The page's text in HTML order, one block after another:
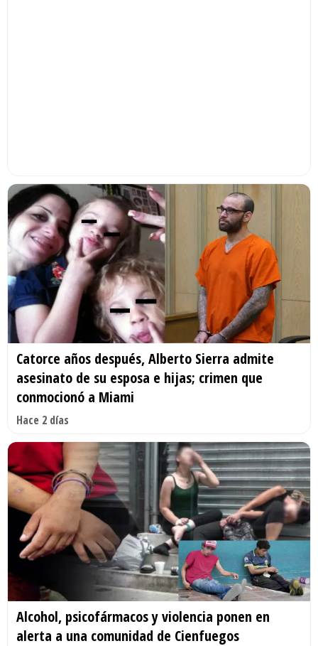
Catorce años después, Alberto Sierra admite
asesinato de su esposa e hijas; crimen que
conmocionó a Miami
Hace 2 días
Alcohol, psicofármacos y violencia ponen en
alerta a una comunidad de Cienfuegos